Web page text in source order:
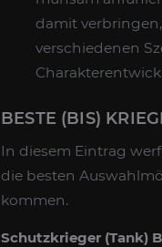
damit
verschiedenen
BESTE (BIS)
In diesem Eintrag
die besten
kommen.
Schutzkrieger (Tank)